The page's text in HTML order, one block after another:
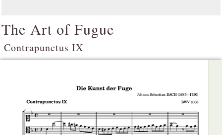
The Art of Fugue
Contrapunctus IX